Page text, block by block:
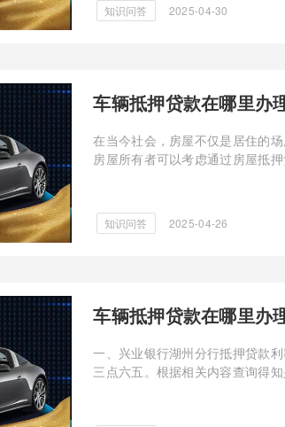
知识问答 2025-04-30
车辆抵押贷款在哪里办
在当今社会，房屋不仅是居住的
房屋所有者可以考虑通过房屋抵
知识问答 2025-04-26
车辆抵押贷款在哪里办
一、兴业银行湖州分行抵押贷款
三点六五。根据相关内容查询得